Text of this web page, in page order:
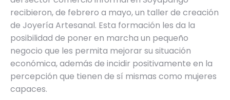
recibieron, de febrero a mayo, un taller de creación
de Joyería Artesanal. Esta formación les da la
posibilidad de poner en marcha un pequeño
negocio que les permita mejorar su situación
económica, además de incidir positivamente en la
percepción que tienen de sí mismas como mujeres
capaces.